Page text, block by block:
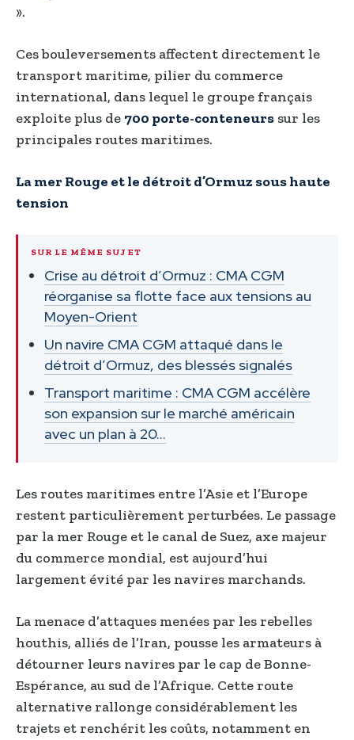
».
Ces bouleversements affectent directement le
transport maritime, pilier du commerce
international, dans lequel le groupe français
exploite plus de 700 porte-conteneurs sur les
principales routes maritimes.
La mer Rouge et le détroit d’Ormuz sous haute
tension
SUR LE MÊME SUJET
Crise au détroit d’Ormuz : CMA CGM
réorganise sa flotte face aux tensions au
Moyen-Orient
Un navire CMA CGM attaqué dans le
détroit d’Ormuz, des blessés signalés
Transport maritime : CMA CGM accélère
son expansion sur le marché américain
avec un plan à 20…
Les routes maritimes entre l’Asie et l’Europe
restent particulièrement perturbées. Le passage
par la mer Rouge et le canal de Suez, axe majeur
du commerce mondial, est aujourd’hui
largement évité par les navires marchands.
La menace d’attaques menées par les rebelles
houthis, alliés de l’Iran, pousse les armateurs à
détourner leurs navires par le cap de Bonne-
Espérance, au sud de l’Afrique. Cette route
alternative rallonge considérablement les
trajets et renchérit les coûts, notamment en